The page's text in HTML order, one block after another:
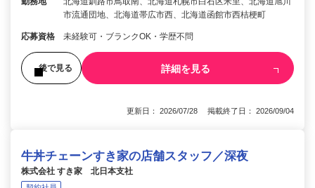
市流通団地、北海道帯広市西、北海道函館市西桔梗町
応募資格 未経験可・ブランクOK・学歴不問
後で見る 詳細を見る
更新日： 2026/07/28 掲載終了日： 2026/09/04
牛丼チェーンすき家の店舗スタッフ／深夜
株式会社 すき家 北日本支社